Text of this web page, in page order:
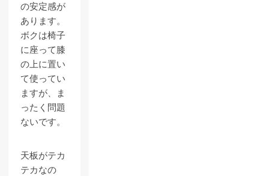
の安定感が
あります。
ボクは椅子
に座って膝
の上に置い
て使ってい
ますが、ま
ったく問題
ないです。
天板がテカ
テカなの